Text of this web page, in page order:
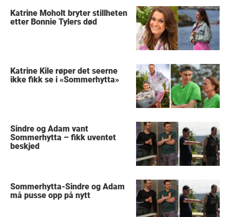
Katrine Moholt bryter stillheten
etter Bonnie Tylers død
Katrine Kile røper det seerne
ikke fikk se i «Sommerhytta»
Sindre og Adam vant
Sommerhytta – fikk uventet
beskjed
Sommerhytta-Sindre og Adam
må pusse opp på nytt